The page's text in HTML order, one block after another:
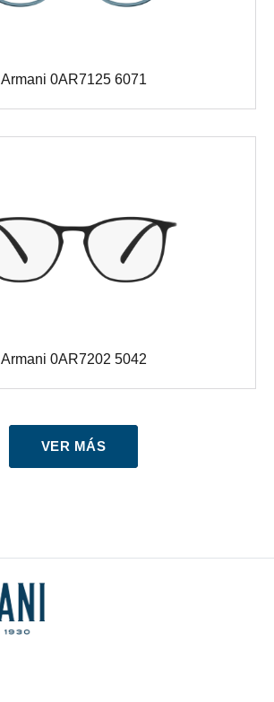
Armani 0AR7125 6071
Armani 0AR7202 5042
VER MÁS